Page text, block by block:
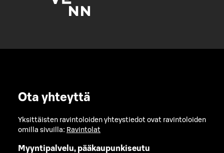
Ota yhteyttä
Yksittäisten ravintoloiden yhteystiedot ovat ravintoloiden
omilla sivuilla: Ravintolat
Myyntipalvelu, pääkaupunkiseutu